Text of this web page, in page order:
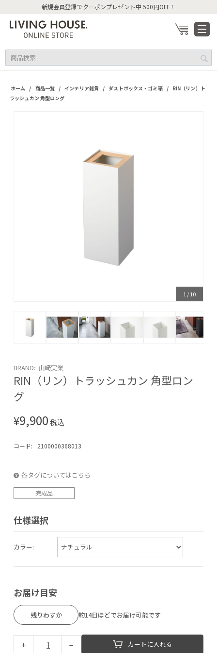
新規会員登録でクーポンプレゼント中 500円OFF！
ホーム / 商品一覧 / インテリア雑貨 / ダストボックス・ゴミ箱 /
RIN（リン）ト
ラッシュカン 角型ロング
1 /10
BRAND: 山崎実業
RIN（リン）トラッシュカン 角型ロン
グ
¥9,900税込
コード: 2100000368013
各タグについてはこちら
完成品
仕様選択
カラー:
お届け目安
残りわずか 約14日ほどでお届け可能です
+ − カートに入れる